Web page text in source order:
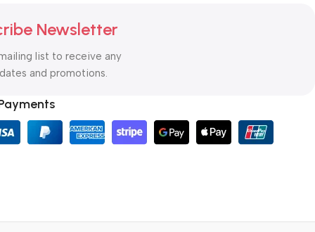
Newsletter
list to receive any
and promotions.